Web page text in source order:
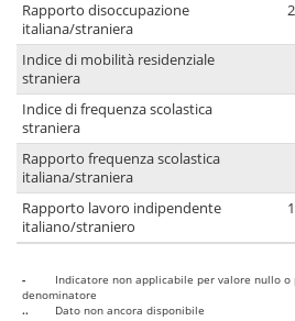
Rapporto disoccupazione
italiana/straniera
Indice di mobilità residenziale
straniera
Indice di frequenza scolastica
straniera
Rapporto frequenza scolastica
italiana/straniera
Rapporto lavoro indipendente
italiano/straniero
-
Indicatore non applicabile per valore nullo o
denominatore
..
Dato non ancora disponibile